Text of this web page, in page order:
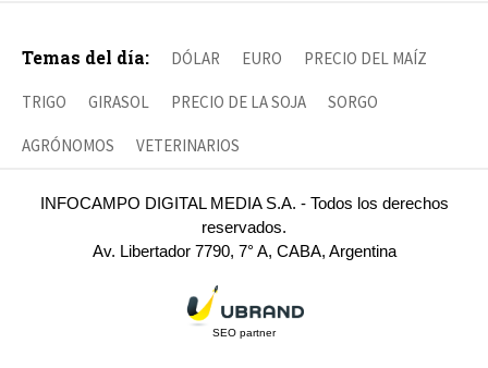
Temas del día: DÓLAR EURO PRECIO DEL MAÍZ
TRIGO GIRASOL PRECIO DE LA SOJA SORGO
AGRÓNOMOS VETERINARIOS
INFOCAMPO DIGITAL MEDIA S.A. - Todos los derechos
reservados.
Av. Libertador 7790, 7° A, CABA, Argentina
SEO partner